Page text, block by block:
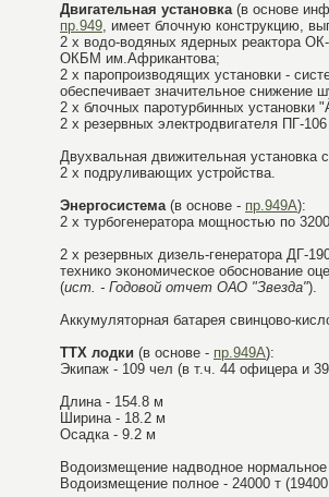
Двигательная установка(в основе
пр.949, имеет блочную конструкцию,
2 х водо-водяных ядерных реактора
ОКБМ им.Африкантова;
2 х паропроизводящих установки -
обеспечивает значительное снижение
2 х блочных паротурбинных установки
2 х резервных электродвигателя ПГ-
Двухвальная движительная
2 х подруливающих устройства.
Энергосистема(в основе - пр.949А):
2 х турбогенератора мощностью по
2 х резервных дизель-генератора ДГ-
технико экономическое обоснование
(ист. - Годовой отчет ОАО "Звезда").
Аккумуляторная батарея свинцово-
ТТХ лодки (в основе - пр.949А):
Экипаж - 109 чел (в т.ч. 44 офицера и
Длина - 154.8 м
Ширина - 18.2 м
Осадка - 9.2 м
Водоизмещение надводное нормальное
Водоизмещение полное - 24000 т